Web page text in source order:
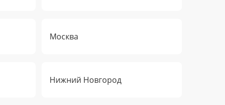
Москва
Нижний Новгород